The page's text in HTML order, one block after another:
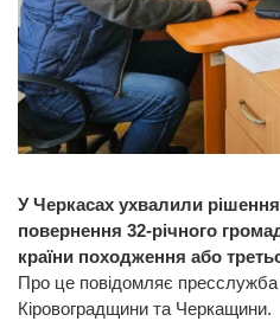
У Черкасах ухвалили
повернення 32-річного
країни походження або
Про це повідомляє пресслужба
Кіровоградщини та Черкащини.